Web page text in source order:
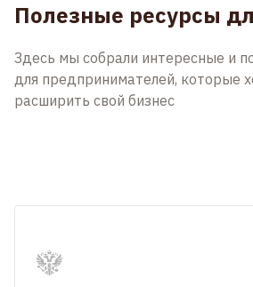
Полезные ресурсы
Здесь мы собрали интересные и
для предпринимателей, которые
расширить свой бизнес